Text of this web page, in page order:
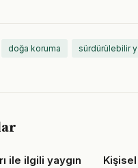
doğa koruma sürdürülebilir
ile ilgili yaygın